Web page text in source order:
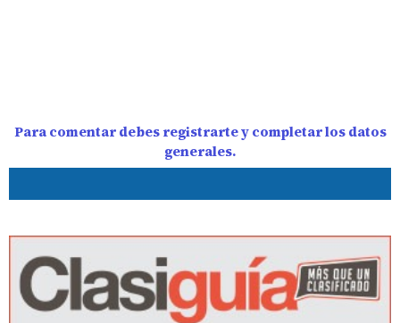
Para comentar debes registrarte y completar los datos
generales.